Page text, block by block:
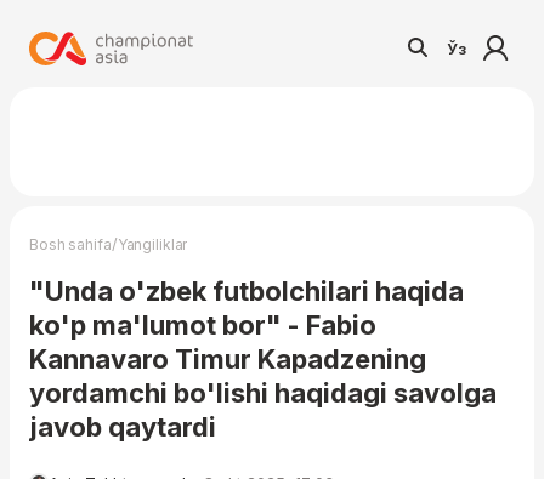
Ўз
Bosh sahifa/Yangiliklar
"Unda o'zbek futbolchilari haqida
ko'p ma'lumot bor" - Fabio
Kannavaro Timur Kapadzening
yordamchi bo'lishi haqidagi savolga
javob qaytardi